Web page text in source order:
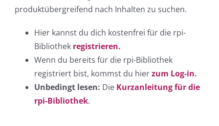
produktübergreifend nach Inhalten zu suchen.
Hier kannst du dich kostenfrei für die rpi-
Bibliothek registrieren.
Wenn du bereits für die rpi-Bibliothek
registriert bist, kommst du hierzum Log-in.
Unbedingt lesen: Die Kurzanleitung für die
rpi-Bibliothek.